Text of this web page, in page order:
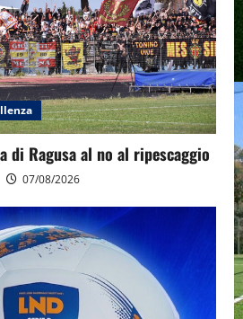
di Ragusa al no al ripescaggio
07/08/2026